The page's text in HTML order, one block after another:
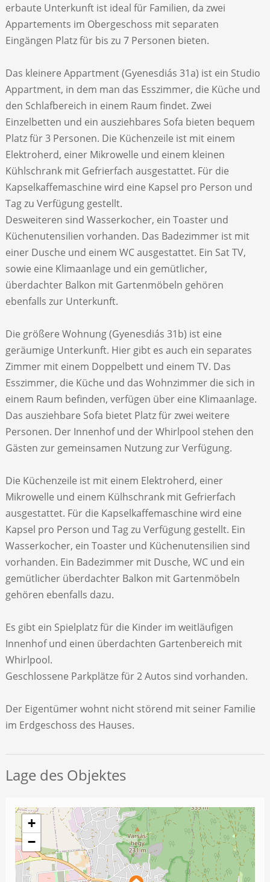
erbaute Unterkunft ist ideal für Familien, da zwei
Appartements im Obergeschoss mit separaten
Eingängen Platz für bis zu 7 Personen bieten.
Das kleinere Appartment (Gyenesdiás 31a) ist ein Studio
Appartment, in dem man das Esszimmer, die Küche und
den Schlafbereich in einem Raum findet. Zwei
Einzelbetten und ein ausziehbares Sofa bieten bequem
Platz für 3 Personen. Die Küchenzeile ist mit einem
Elektroherd, einer Mikrowelle und einem kleinen
Kühlschrank mit Gefrierfach ausgestattet. Für die
Kapselkaffemaschine wird eine Kapsel pro Person und
Tag zu Verfügung gestellt.
Desweiteren sind Wasserkocher, ein Toaster und
Küchenutensilien vorhanden. Das Badezimmer ist mit
einer Dusche und einem WC ausgestattet. Ein Sat TV,
sowie eine Klimaanlage und ein gemütlicher,
überdachter Balkon mit Gartenmöbeln gehören
ebenfalls zur Unterkunft.
Die größere Wohnung (Gyenesdiás 31b) ist eine
geräumige Unterkunft. Hier gibt es auch ein separates
Zimmer mit einem Doppelbett und einem TV. Das
Esszimmer, die Küche und das Wohnzimmer die sich in
einem Raum befinden, verfügen über eine Klimaanlage.
Das ausziehbare Sofa bietet Platz für zwei weitere
Personen. Der Innenhof und der Whirlpool stehen den
Gästen zur gemeinsamen Nutzung zur Verfügung.
Die Küchenzeile ist mit einem Elektroherd, einer
Mikrowelle und einem Külhschrank mit Gefrierfach
ausgestattet. Für die Kapselkaffemaschine wird eine
Kapsel pro Person und Tag zu Verfügung gestellt. Ein
Wasserkocher, ein Toaster und Küchenutensilien sind
vorhanden. Ein Badezimmer mit Dusche, WC und ein
gemütlicher überdachter Balkon mit Gartenmöbeln
gehören ebenfalls dazu.
Es gibt ein Spielplatz für die Kinder im weitläufigen
Innenhof und einen überdachten Gartenbereich mit
Whirlpool.
Geschlossene Parkplätze für 2 Autos sind vorhanden.
Der Eigentümer wohnt nicht störend mit seiner Familie
im Erdgeschoss des Hauses.
Lage des Objektes
+
−